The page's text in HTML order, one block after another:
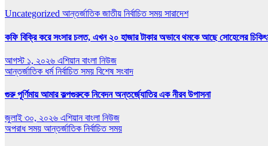
Uncategorized আন্তর্জাতিক জাতীয় নির্বাচিত সময় সারাদেশ
কফি বিক্রি করে সংসার চলত, এখন ২০ হাজার টাকার অভাবে থমকে আছে সোহেলের
আগস্ট ১, ২০২৬ এশিয়ান বাংলা নিউজ
আন্তর্জাতিক ধর্মনির্বাচিত সময় বিশেষ সংবাদ
গুরু পূর্ণিমায় আমার কল্পগুরুকে নিবেদন অন্তর্জ্যোতির এক নীরব উপাসনা
জুলাই ৩০, ২০২৬ এশিয়ান বাংলা নিউজ
অপরাধ সময় আন্তর্জাতিক নির্বাচিত সময়